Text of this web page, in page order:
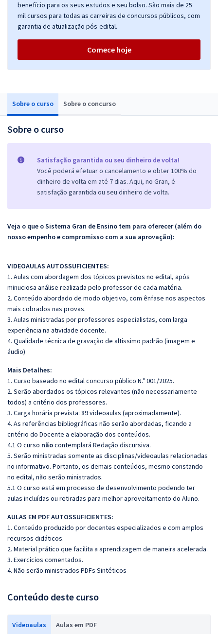
Sobre o curso Sobre o concurso
Sobre o curso
Satisfação garantida ou seu dinheiro de volta!
Você poderá efetuar o cancelamento e obter 100% do
dinheiro de volta em até 7 dias. Aqui, no Gran, é
satisfação garantida ou seu dinheiro de volta.
Veja o que o Sistema Gran de Ensino tem para oferecer (além do
nosso empenho e compromisso com a sua aprovação):
VIDEOAULAS AUTOSSUFICIENTES:
1. Aulas com abordagem dos tópicos previstos no edital, após
minuciosa análise realizada pelo professor de cada matéria.
2. Conteúdo abordado de modo objetivo, com ênfase nos aspectos
mais cobrados nas provas.
3. Aulas ministradas por professores especialistas, com larga
experiência na atividade docente.
4. Qualidade técnica de gravação de altíssimo padrão (imagem e
áudio)
Mais Detalhes:
1. Curso baseado no edital concurso público N.º 001/2025.
2. Serão abordados os tópicos relevantes (não necessariamente
todos) a critério dos professores.
3. Carga horária prevista: 89 videoaulas (aproximadamente).
4. As referências bibliográficas não serão abordadas, ficando a
critério do Docente a elaboração dos conteúdos.
4.1 O curso nãocontemplará Redação discursiva.
5. Serão ministradas somente as disciplinas/videoaulas relacionadas
no informativo. Portanto, os demais conteúdos, mesmo constando
no edital, não serão ministrados.
5.1 O curso está em processo de desenvolvimento podendo ter
aulas incluídas ou retiradas para melhor aproveitamento do Aluno.
AULAS EM PDF AUTOSSUFICIENTES:
1. Conteúdo produzido por docentes especializados e com amplos
recursos didáticos.
2. Material prático que facilita a aprendizagem de maneira acelerada.
3. Exercícios comentados.
4. Não serão ministrados PDFs Sintéticos
Conteúdo deste curso
Videoaulas Aulas em PDF
benefício para os seus estudos e seu bolso. São mais de 25
mil cursos para todas as carreiras de concursos públicos, com
garantia de atualização pós-edital.
Comece hoje